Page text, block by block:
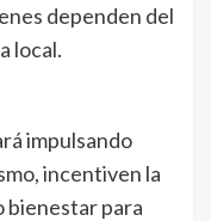
dependen del
local.
impulsando
incentiven la
bienestar para